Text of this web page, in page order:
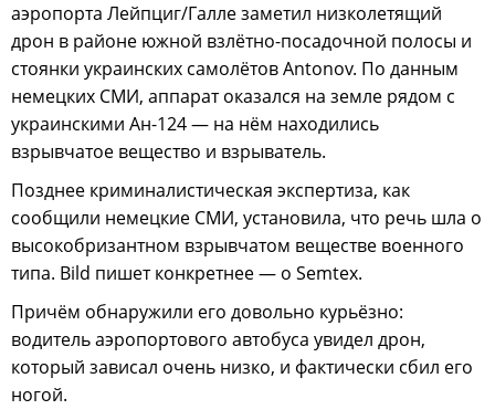
аэропорта Лейпциг/Галле заметил низколетящий
дрон в районе южной взлётно-посадочной полосы и
стоянки украинских самолётов Antonov. По данным
немецких СМИ, аппарат оказался на земле рядом с
украинскими Ан-124 — на нём находились
взрывчатое вещество и взрыватель.
Позднее криминалистическая экспертиза, как
сообщили немецкие СМИ, установила, что речь шла о
высокобризантном взрывчатом веществе военного
типа. Bild пишет конкретнее — о Semtex.
Причём обнаружили его довольно курьёзно:
водитель аэропортового автобуса увидел дрон,
который зависал очень низко, и фактически сбил его
ногой.